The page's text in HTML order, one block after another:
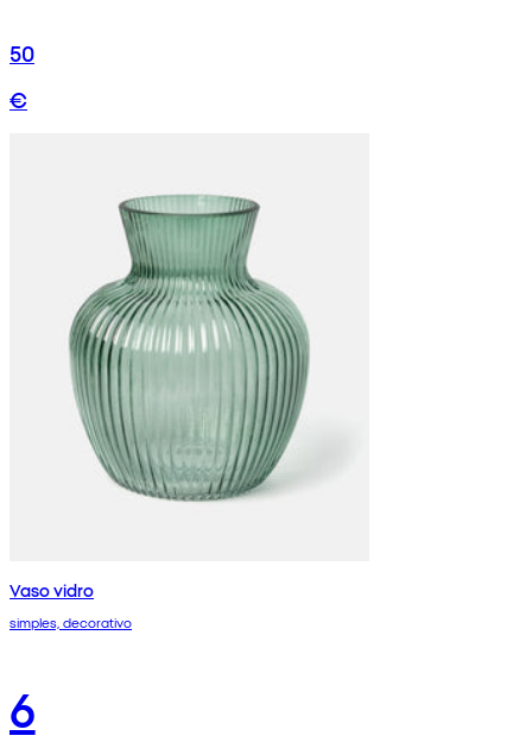
50
€
Vaso vidro
simples, decorativo
6